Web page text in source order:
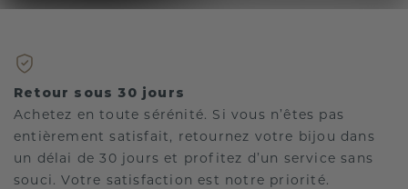
Retour sous 30 jours
Achetez en toute sérénité. Si vous n’êtes pas
entièrement satisfait, retournez votre bijou dans
un délai de 30 jours et profitez d’un service sans
souci. Votre satisfaction est notre priorité.